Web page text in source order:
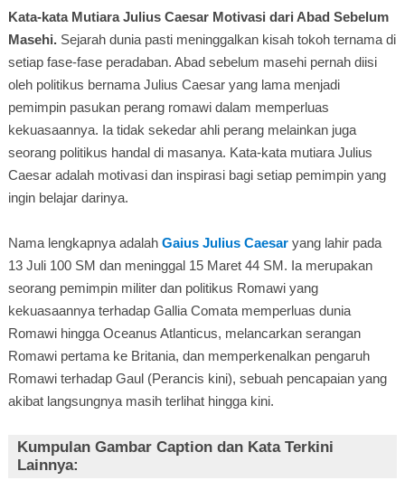
Kata-kata Mutiara Julius Caesar Motivasi dari Abad Sebelum
Masehi. Sejarah dunia pasti meninggalkan kisah tokoh ternama di
setiap fase-fase peradaban. Abad sebelum masehi pernah diisi
oleh politikus bernama Julius Caesar yang lama menjadi
pemimpin pasukan perang romawi dalam memperluas
kekuasaannya. Ia tidak sekedar ahli perang melainkan juga
seorang politikus handal di masanya. Kata-kata mutiara Julius
Caesar adalah motivasi dan inspirasi bagi setiap pemimpin yang
ingin belajar darinya.
Nama lengkapnya adalah Gaius Julius Caesaryang lahir pada
13 Juli 100 SM dan meninggal 15 Maret 44 SM. Ia merupakan
seorang pemimpin militer dan politikus Romawi yang
kekuasaannya terhadap Gallia Comata memperluas dunia
Romawi hingga Oceanus Atlanticus, melancarkan serangan
Romawi pertama ke Britania, dan memperkenalkan pengaruh
Romawi terhadap Gaul (Perancis kini), sebuah pencapaian yang
akibat langsungnya masih terlihat hingga kini.
Kumpulan Gambar Caption dan Kata Terkini
Lainnya: